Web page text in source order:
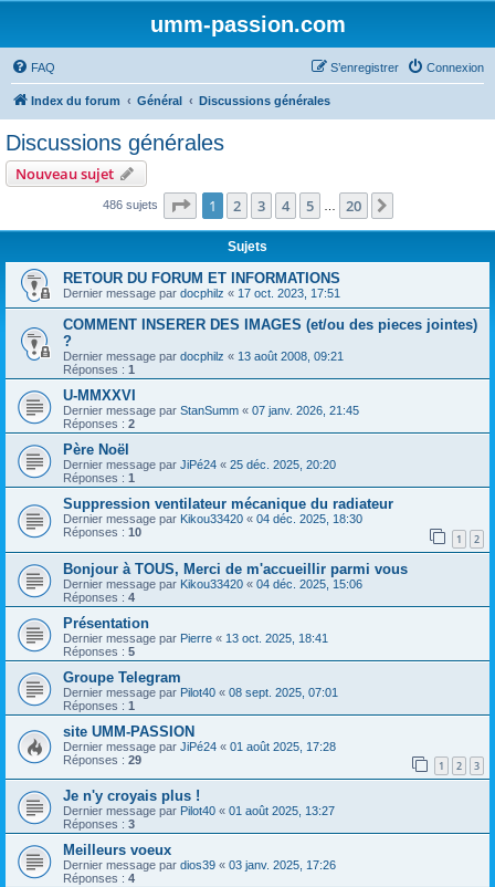
umm-passion.com
FAQ Connexion
S’enregistrer
Index du forum Général Discussions générales
Discussions générales
Nouveau sujet
486 sujets Page 1sur20
1 2 3 4 5 20
Sujets
RETOUR DU FORUM ET INFORMATIONS
Dernier message par docphilz « 17 oct. 2023, 17:51
COMMENT INSERER DES IMAGES (et/ou des pieces jointes)
?
Dernier message par docphilz « 13 août 2008, 09:21
Réponses : 1
U-MMXXVI
Dernier message par StanSumm « 07 janv. 2026, 21:45
Réponses : 2
Père Noël
Dernier message par JiPé24 « 25 déc. 2025, 20:20
Réponses : 1
Suppression ventilateur mécanique du radiateur
Dernier message par Kikou33420 « 04 déc. 2025, 18:30
Réponses : 10 1 2
Bonjour à TOUS, Merci de m'accueillir parmi vous
Dernier message par Kikou33420 « 04 déc. 2025, 15:06
Réponses : 4
Présentation
Dernier message par Pierre « 13 oct. 2025, 18:41
Réponses : 5
Groupe Telegram
Dernier message par Pilot40 « 08 sept. 2025, 07:01
Réponses : 1
site UMM-PASSION
Dernier message par JiPé24 « 01 août 2025, 17:28
Réponses : 29 1 2 3
Je n'y croyais plus !
Dernier message par Pilot40 « 01 août 2025, 13:27
Réponses : 3
Meilleurs voeux
Dernier message par dios39 « 03 janv. 2025, 17:26
Réponses : 4